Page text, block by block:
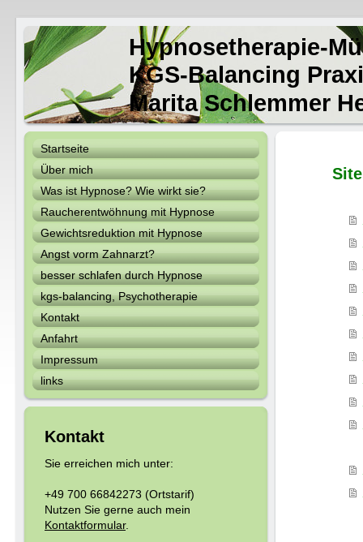
Hypnosetherapie-
KGS-Balancing
Marita Schlemmer
Startseite
Über mich
Was ist Hypnose? Wie wirkt sie?
Raucherentwöhnung mit Hypnose
Gewichtsreduktion mit Hypnose
Angst vorm Zahnarzt?
besser schlafen durch Hypnose
kgs-balancing, Psychotherapie
Kontakt
Anfahrt
Impressum
links
Kontakt
Sie erreichen mich unter:
+49 700 66842273 (Ortstarif)
Nutzen Sie gerne auch mein
Kontaktformular.